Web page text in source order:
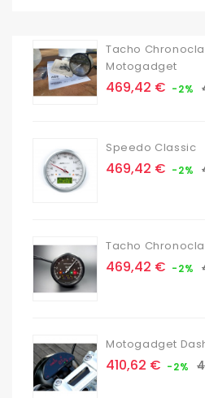
Tacho
Motogadget
Prix
469,42 € -2%
Speedo Classic
Prix
469,42 € -2%
Tacho
Prix
469,42 € -2%
Motogadget
Prix
410,62 € -2%